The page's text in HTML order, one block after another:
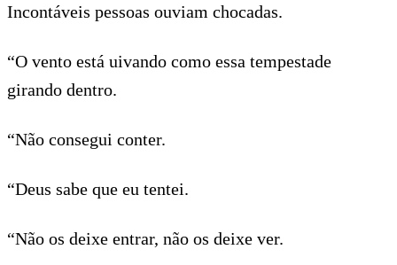
Incontáveis pessoas ouviam chocadas.
“O vento está uivando como essa tempestade
girando dentro.
“Não consegui conter.
“Deus sabe que eu tentei.
“Não os deixe entrar, não os deixe ver.